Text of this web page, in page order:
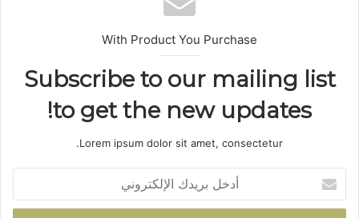
With Product You Purchase
Subscribe to our mailing list
to get the new updates!
Lorem ipsum dolor sit amet, consectetur.
خ